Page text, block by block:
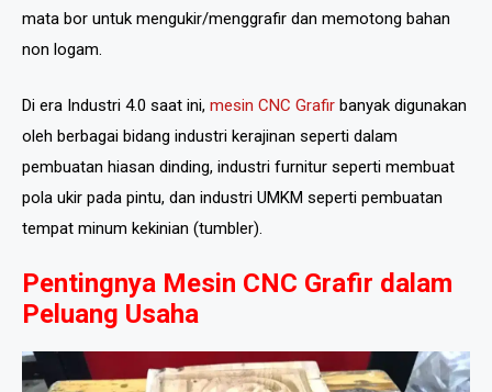
mata bor untuk mengukir/menggrafir dan memotong bahan
non logam.
Di era Industri 4.0 saat ini, mesin CNC Grafir banyak digunakan
oleh berbagai bidang industri kerajinan seperti dalam
pembuatan hiasan dinding, industri furnitur seperti membuat
pola ukir pada pintu, dan industri UMKM seperti pembuatan
tempat minum kekinian (tumbler).
Pentingnya Mesin CNC Grafir dalam
Peluang Usaha